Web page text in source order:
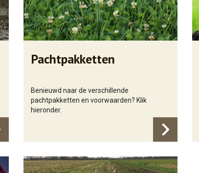
Pachtpakketten
Benieuwd naar de verschillende
pachtpakketten en voorwaarden? Klik
hieronder.